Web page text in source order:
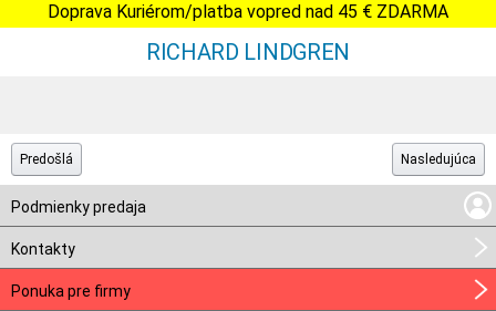
Doprava Kuriérom/platba vopred nad 45 € ZDARMA
RICHARD LINDGREN
Predošlá Nasledujúca
Podmienky predaja
Kontakty
Ponuka pre firmy